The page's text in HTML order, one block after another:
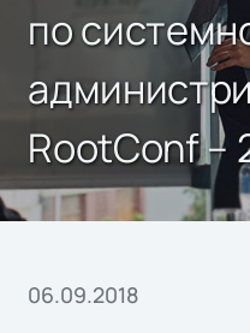
по
RootConf –
06.09.2018